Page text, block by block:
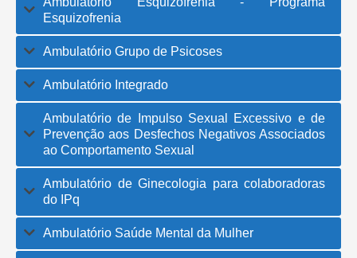
Esquizofrenia
Ambulatório Grupo de Psicoses
Ambulatório Integrado
Ambulatório de Impulso Sexual Excessivo e de
Prevenção aos Desfechos Negativos Associados
ao Comportamento Sexual
Ambulatório de Ginecologia para colaboradoras
do IPq
Ambulatório Saúde Mental da Mulher